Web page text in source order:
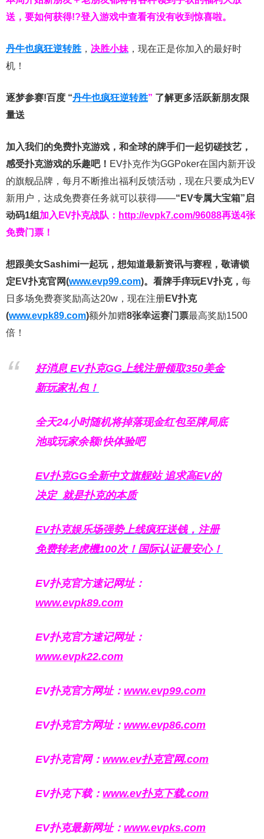
送，要如何获得!?登入游戏中查看有没有收到惊喜啦。
丹牛也疯狂逆转胜 ， 决胜小妹 ，现在正是你加入的最好时
机！
逐梦参赛!百度 “丹牛也疯狂逆转胜” 了解更多活跃新朋友限
量送
加入我们的免费扑克游戏，和全球的牌手们一起切磋技艺，
感受扑克游戏的乐趣吧！ EV扑克作为GGPoker在国内新开设
的旗舰品牌，每月不断推出福利反馈活动，现在只要成为EV
新用户，达成免费赛任务就可以获得——“EV专属大宝箱”启
动码1组 加入EV扑克战队： http://evpk7.com/96088再送4张
免费门票！
想跟美女Sashimi一起玩， 想知道最新资讯与赛程， 敬请锁
定EV扑克官网(www.evp99.com)。 看牌手痒玩EV扑克， 每
日多场免费赛奖励高达20w，现在注册EV扑克
(www.evpk89.com)额外加赠8张幸运赛门票最高奖励1500
倍！
好消息 EV扑克GG上线注册领取350美金
新玩家礼包！
全天24小时随机将掉落现金红包至牌局底
池或玩家余额!快体验吧
EV扑克GG全新中文旗舰站追求高EV的
决定 就是扑克的本质
EV扑克娱乐场强势上线疯狂送钱，注册
免费转老虎機100次！国际认证最安心！
EV扑克官方速记网址：
www.evpk89.com
EV扑克官方速记网址：
www.evpk22.com
EV扑克官方网址： www.evp99.com
EV扑克官方网址： www.evp86.com
EV扑克官网： www.ev扑克官网.com
EV扑克下载： www.ev扑克下载.com
EV扑克最新网址： www.evpks.com